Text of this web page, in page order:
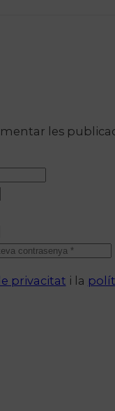
les
privacitat i la